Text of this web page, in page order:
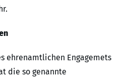
ehrenamtlichen Engagemets
die so genannte